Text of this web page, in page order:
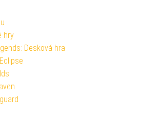
hry
Desková hra